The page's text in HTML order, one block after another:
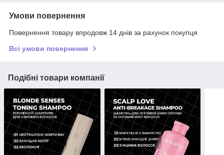
Умови повернення
Повернення товару впродовж 14 днів за рахунок покупця
Всі умови повернення
Подібні товари компанії